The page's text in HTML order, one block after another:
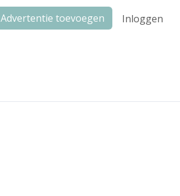
Advertentie toevoegen Inloggen